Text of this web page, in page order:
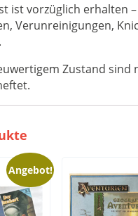
ist vorzüglich erhalten
Verunreinigungen,
Zustand sind
Angebot!